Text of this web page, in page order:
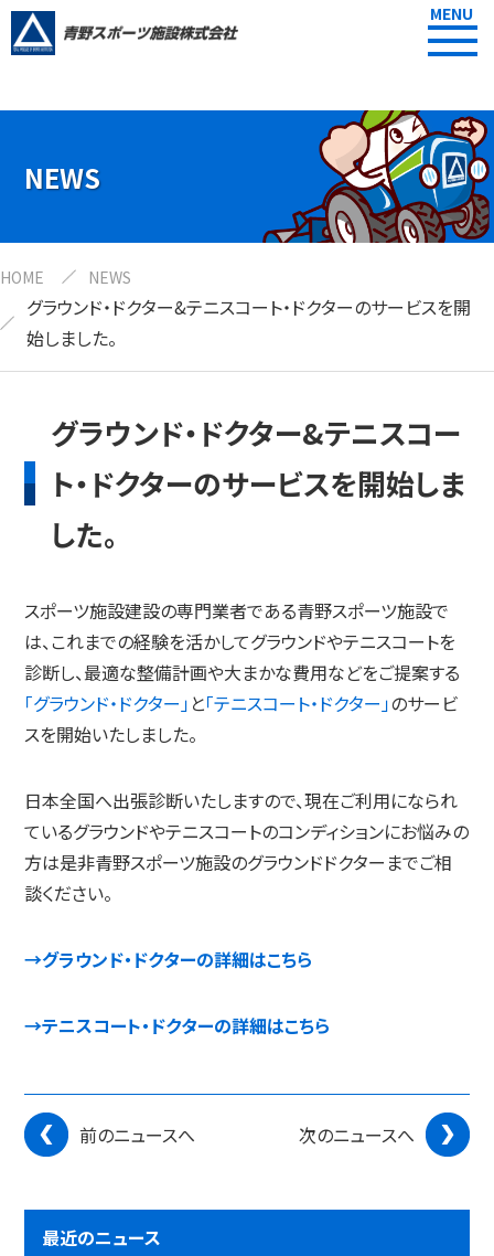
MENU
NEWS
HOME NEWS
グラウンド・ドクター&テニスコート・ドクターのサービスを開
始しました。
グラウンド・ドクター&テニスコー
ト・ドクターのサービスを開始しま
した。
スポーツ施設建設の専門業者である青野スポーツ施設で
は、これまでの経験を活かしてグラウンドやテニスコートを
診断し、最適な整備計画や大まかな費用などをご提案する
「グラウンド・ドクター」 と「テニスコート・ドクター」のサービ
スを開始いたしました。
日本全国へ出張診断いたしますので、現在ご利用になられ
ているグラウンドやテニスコートのコンディションにお悩みの
方は是非青野スポーツ施設のグラウンドドクターまでご相
談ください。
→グラウンド・ドクターの詳細はこちら
→テニスコート・ドクターの詳細はこちら
前のニュースへ 次のニュースへ
最近のニュース